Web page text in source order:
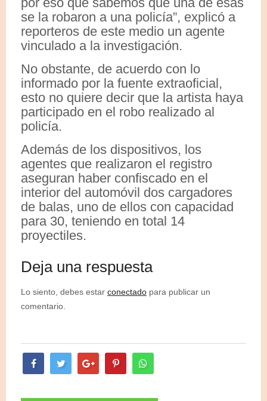
se la robaron a una policía”, explicó a
reporteros de este medio un agente
vinculado a la investigación.
No obstante, de acuerdo con lo
informado por la fuente extraoficial,
esto no quiere decir que la artista haya
participado en el robo realizado al
policía.
Además de los dispositivos, los
agentes que realizaron el registro
aseguran haber confiscado en el
interior del automóvil dos cargadores
de balas, uno de ellos con capacidad
para 30, teniendo en total 14
proyectiles.
Deja una respuesta
Lo siento, debes estar conectado para publicar un
comentario.